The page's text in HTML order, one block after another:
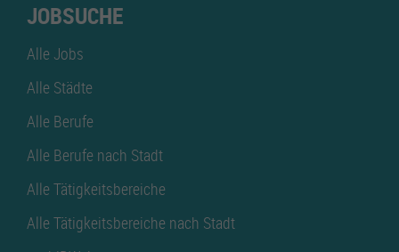
JOBSUCHE
Alle Jobs
Alle Städte
Alle Berufe
Alle Berufe nach Stadt
Alle Tätigkeitsbereiche
Alle Tätigkeitsbereiche nach Stadt